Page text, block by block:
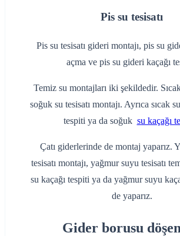
Pis su tesisatı
Pis su tesisatı gideri montajı, pis su
açma ve pis su gideri kaçağı
Temiz su montajları iki şekildedir.
soğuk su tesisatı montajı. Ayrıca sıcak
tespiti ya da soğuk su kaçağı
Çatı giderlerinde de montaj yaparız.
tesisatı montajı, yağmur suyu tesisatı
su kaçağı tespiti ya da yağmur suyu
de yaparız.
Gider borusu